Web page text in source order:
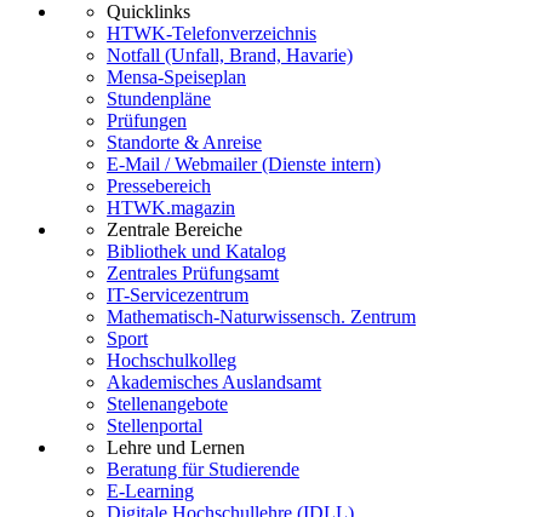
Quicklinks
HTWK-Telefonverzeichnis
Notfall (Unfall, Brand, Havarie)
Mensa-Speiseplan
Stundenpläne
Prüfungen
Standorte & Anreise
E-Mail / Webmailer (Dienste intern)
Pressebereich
HTWK.magazin
Zentrale Bereiche
Bibliothek und Katalog
Zentrales Prüfungsamt
IT-Servicezentrum
Mathematisch-Naturwissensch. Zentrum
Sport
Hochschulkolleg
Akademisches Auslandsamt
Stellenangebote
Stellenportal
Lehre und Lernen
Beratung für Studierende
E-Learning
Digitale Hochschullehre (IDLL)